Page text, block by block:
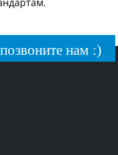
нам :)